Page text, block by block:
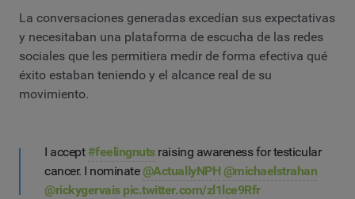
La conversaciones generadas excedían sus expectativas
y necesitaban una plataforma de escucha de las redes
sociales que les permitiera medir de forma efectiva qué
éxito estaban teniendo y el alcance real de su
movimiento.
I accept#feelingnutsraising awareness for testicular
cancer. I nominate @ActuallyNPH @michaelstrahan
@rickygervais pic.twitter.com/zl1lce9Rfr